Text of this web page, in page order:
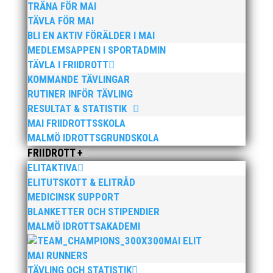
TRÄNA FÖR MAI
TÄVLA FÖR MAI
BLI EN AKTIV FÖRÄLDER I MAI
MEDLEMSAPPEN I SPORTADMIN
TÄVLA I FRIIDROTT
KOMMANDE TÄVLINGAR
RUTINER INFÖR TÄVLING
RESULTAT & STATISTIK
MAI FRIIDROTTSSKOLA
MALMÖ IDROTTSGRUNDSKOLA
FRIIDROTT +
ELITAKTIVA
ELITUTSKOTT & ELITRÅD
MEDICINSK SUPPORT
BLANKETTER OCH STIPENDIER
MALMÖ IDROTTSAKADEMI
MAI ELIT
MAI RUNNERS
TÄVLING OCH STATISTIK
sitt heat eller vara ha en av de tre snabbaste tiderna
där efter.
Austin har under inomhussäsongen springet flera
lopp på en mycket hög nivå och med starkt
internationellt motstånd och som snabbast 6,64
vilket endast är en hundradel över förra årets PB.
Vi önskar honom ett stort lycka till!
Publicerat tidigare